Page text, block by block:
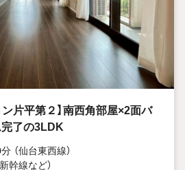
ン片平第２】南西角部屋×2面バ
了の3LDK
分 （仙台東西線）
幹線など）